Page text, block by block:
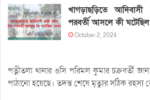
খাগড়াছড়িতে আদিবাসী
পরবর্তী আসলে কী
October 2, 2024
পত্নীতলা থানার ওসি পরিমল কুমার চক্রবর্তী
পাঠানো হয়েছে। তদন্ত শেষে মৃত্যুর সঠিক রহস্য